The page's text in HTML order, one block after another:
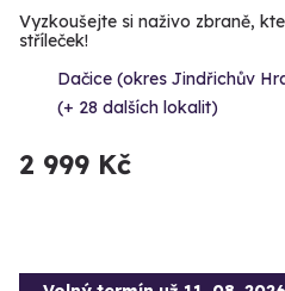
Vyzkoušejte si naživo zbraně,
stříleček!
Dačice (okres Jindřichův
(+ 28 dalších lokalit)
2 999 Kč